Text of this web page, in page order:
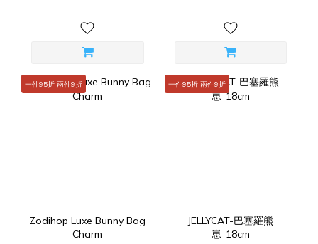
一件95折 兩件9折
Zodihop Luxe Bunny Bag
Charm
一件95折 兩件9折
JELLYCAT-巴塞羅熊
崽-18cm